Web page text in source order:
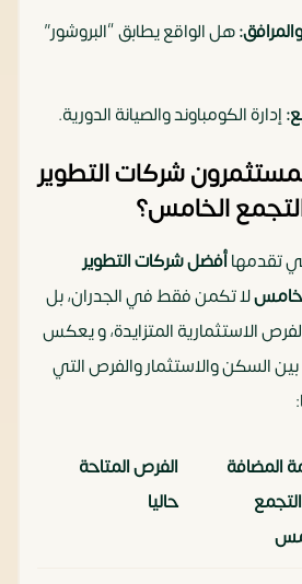
هل الواقع يطابق “البروشور”
إدارة الكومباوند والصيانة الدورية.
شركات التطوير
الخامس؟
تقدمهاأفضل شركات التطوير
لا تكمن فقط في الجدران، بل
الاستثمارية المتزايدة، و يعكس
بين السكن والاستثمار والفرص التي
المضافة
الفرص المتاحة
حاليا